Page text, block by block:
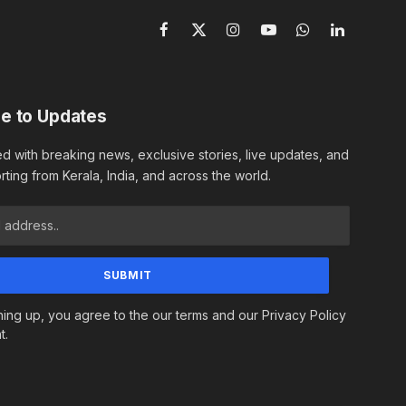
Facebook
X
InstagramYouTubeWhatsAppLinkedIn
to Updates
with breaking news, exclusive stories, live updates, and
from Kerala, India, and across the world.
up, you agree to the our terms and our Privacy Policy